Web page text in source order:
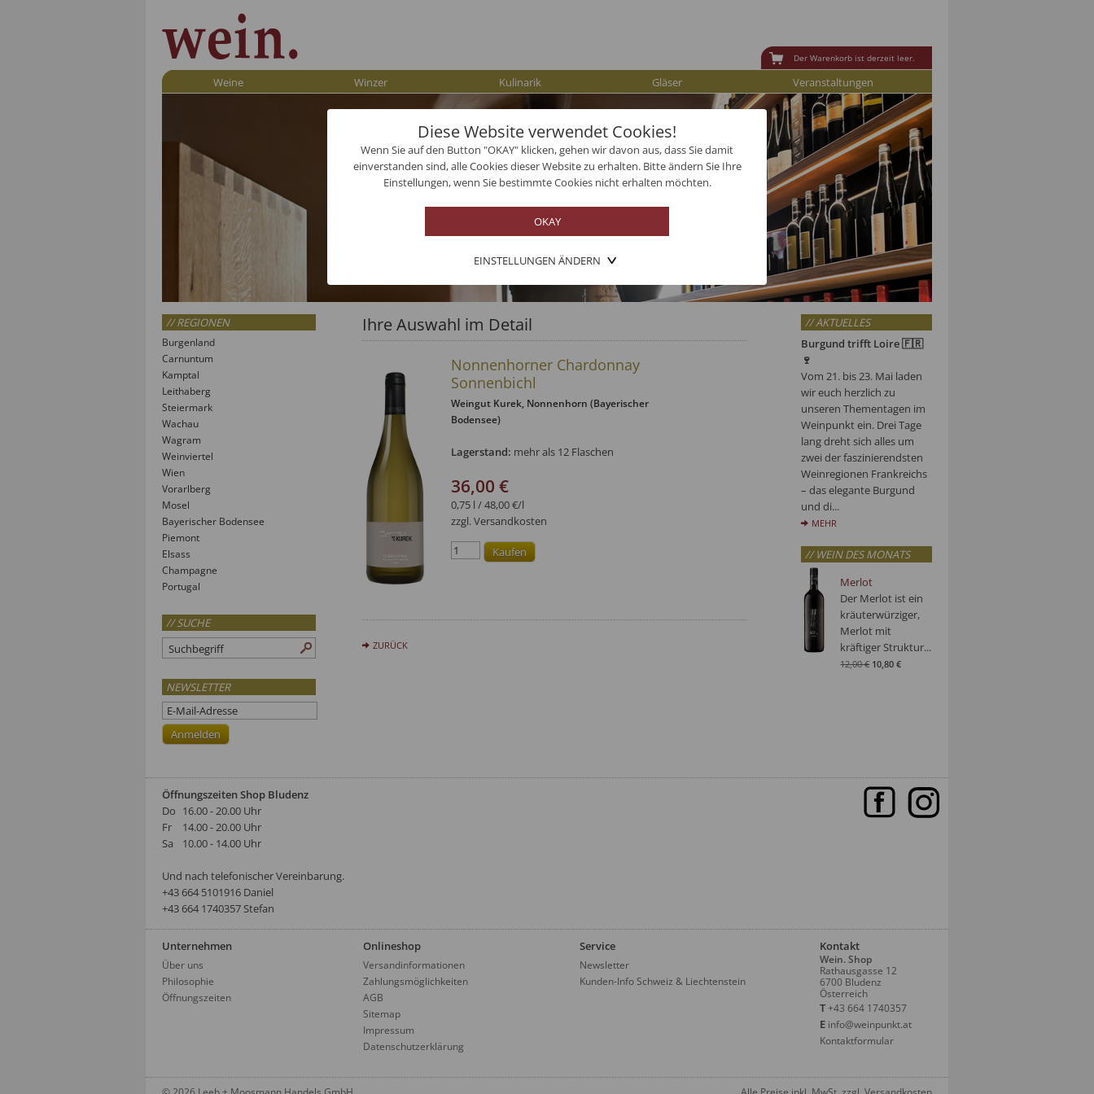
Diese Website verwendet Cookies!
Wenn Sie auf den Button "OKAY" klicken, gehen wir davon aus, dass Sie damit
einverstanden sind, alle Cookies dieser Website zu erhalten. Bitte ändern Sie Ihre
Einstellungen, wenn Sie bestimmte Cookies nicht erhalten möchten.
EINSTELLUNGEN ÄNDERN
Der Warenkorb ist derzeit leer.
Weine Winzer Kulinarik Gläser Veranstaltungen
// REGIONEN
Burgenland
Carnuntum
Kamptal
Leithaberg
Steiermark
Wachau
Wagram
Weinviertel
Wien
Vorarlberg
Mosel
Bayerischer Bodensee
Piemont
Elsass
Champagne
Portugal
// SUCHE
NEWSLETTER
Ihre Auswahl im Detail
Nonnenhorner Chardonnay
Sonnenbichl
Weingut Kurek, Nonnenhorn (Bayerischer
Bodensee)
Lagerstand: mehr als 12 Flaschen
36,00 €
0,75 l / 48,00 €/l
zzgl. Versandkosten
ZURÜCK
// AKTUELLES
Burgund trifft Loire 🇫🇷
🍷
Vom 21. bis 23. Mai laden
wir euch herzlich zu
unseren Thementagen im
Weinpunkt ein. Drei Tage
lang dreht sich alles um
zwei der faszinierendsten
Weinregionen Frankreichs
– das elegante Burgund
und di...
MEHR
// WEIN DES MONATS
Merlot
Der Merlot ist ein
kräuterwürziger,
Merlot mit
kräftiger Struktur...
12,00 € 10,80 €
Öffnungszeiten Shop Bludenz
Do
Fr
Sa
16.00 - 20.00 Uhr
14.00 - 20.00 Uhr
10.00 - 14.00 Uhr
Und nach telefonischer Vereinbarung.
‭+43 664 5101916‬ Daniel
+43 664 1740357 Stefan
Unternehmen
Über uns
Philosophie
Öffnungszeiten
Onlineshop
Versandinformationen
Zahlungsmöglichkeiten
AGB
Sitemap
Impressum
Datenschutzerklärung
Service
Newsletter
Kunden-Info Schweiz & Liechtenstein
Kontakt
Wein. Shop
Rathausgasse 12
6700 Bludenz
Österreich
T+43 664 1740357
E info@weinpunkt.at
Kontaktformular